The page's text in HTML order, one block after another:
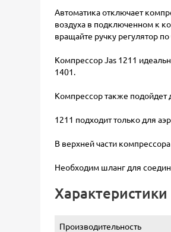
Автоматика отключает
воздуха в подключенном к
вращайте ручку регулятор
Компрессор Jas 1211
1401.
Компрессор также
1211 подходит только для
В верхней части
Необходим шланг для
Характеристики
Производительность